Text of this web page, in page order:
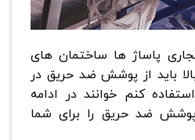
پاساژ ها ساختمان های
باید از پوشش ضد حریق در
کنم خوانند در ادامه
پوشش ضد حریق را برای شما